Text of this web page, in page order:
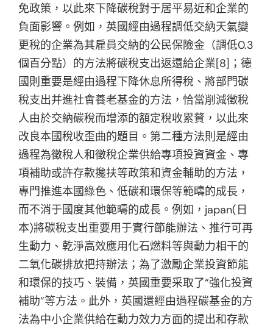
免政策，以此來下降碳稅對于居平易近和企業的
負面影響。例如，英國經由過程調低交納天氣變
更稅的企業為其雇員交納的公民保險金（調低0.3
個百分點）的方法將碳稅支出返還給企業[8]；德
國則重要是經由過程下降休息所得稅、將部門碳
稅支出并進社會養老基金的方法，恰當削減徵稅
人由於交納碳稅而增添的額定稅收累贅，以此來
改良本國稅收歪曲的題目。第二種方法則是經由
過程為徵稅人和徵稅企業供給專項投資資金、專
項補助或許存款攙扶等政策和資金輔助的方法，
專門推進本國綠色、低碳和環保等範疇的成長，
而不消于國度其他範疇的成長。例如，japan(日
本)將碳稅支出重要用于實行節能辦法、推行可再
生動力、乾淨高效應用化石燃料等與動力相干的
二氧化碳排放把持辦法；為了激勵企業投資節能
和環保的技巧、裝備，英國重要采取了“強化投資
補助”等方法。此外，英國還經由過程碳基金的方
法為中小企業供給在動力效力方面的提出和存款